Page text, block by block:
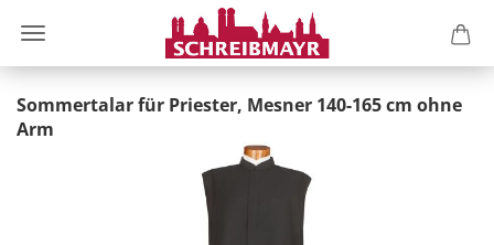
Sommertalar für Priester, Mesner 140-165 cm ohne
Arm